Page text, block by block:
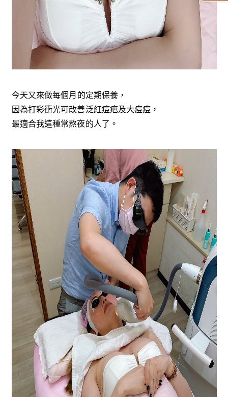
今天又來做每個月的定期保養，
因為打彩衝光可改善泛紅痘疤及大痘痘，
最適合我這種常熬夜的人了。